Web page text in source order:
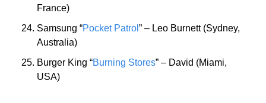
France)
Samsung “Pocket Patrol ” – Leo Burnett (Sydney,
Australia)
Burger King “Burning Stores” – David (Miami,
USA)